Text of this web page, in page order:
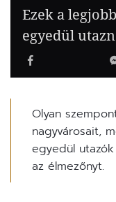
Ezek a
egyedül
Olyan
nagyvárosait,
egyedül
az élmezőnyt.